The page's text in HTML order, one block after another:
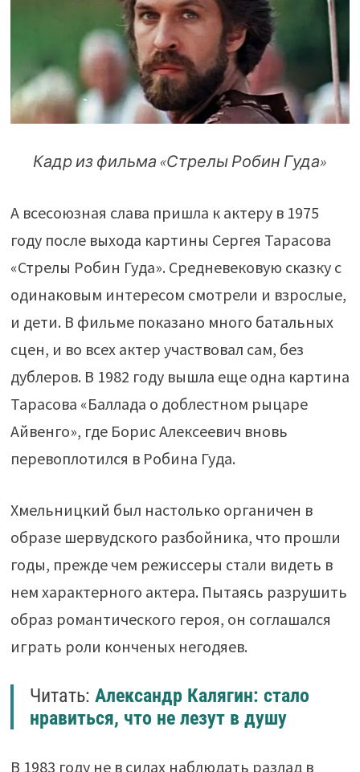
Кадр из фильма «Стрелы Робин Гуда»
А всесоюзная слава пришла к актеру в 1975
году после выхода картины Сергея Тарасова
«Стрелы Робин Гуда». Средневековую сказку с
одинаковым интересом смотрели и взрослые,
и дети. В фильме показано много батальных
сцен, и во всех актер участвовал сам, без
дублеров. В 1982 году вышла еще одна картина
Тарасова «Баллада о доблестном рыцаре
Айвенго», где Борис Алексеевич вновь
перевоплотился в Робина Гуда.
Хмельницкий был настолько органичен в
образе шервудского разбойника, что прошли
годы, прежде чем режиссеры стали видеть в
нем характерного актера. Пытаясь разрушить
образ романтического героя, он соглашался
играть роли конченых негодяев.
Читать: Александр Калягин: стало
нравиться, что не лезут в душу
В 1983 году не в силах наблюдать разлад в